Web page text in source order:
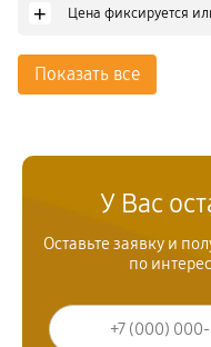
+ Цена фиксируется
Показать все
У Вас
Оставьте заявку и
по